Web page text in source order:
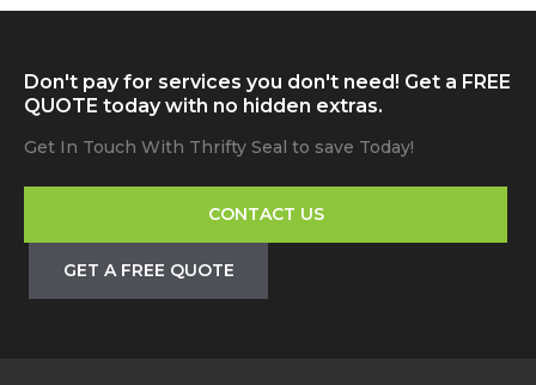
Don't pay for services you don't need! Get a FREE
QUOTE today with no hidden extras.
Get In Touch With Thrifty Seal to save Today!
CONTACT US
GET A FREE QUOTE